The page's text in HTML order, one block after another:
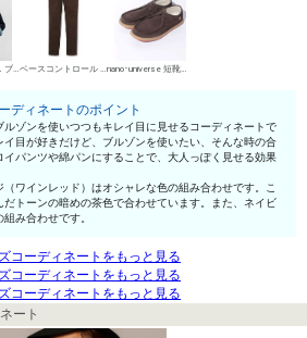
ナノ・ユニバース ブルゾン ベースコントロール チノパン・綿パン nano･universe 短靴・レザーシューズ
ディネートのポイント
ゾンを使いつつもキレイ目に見せるコーディネートで
目が好きだけど、ブルゾンを使いたい、そんな時の合
パンツや綿パンにすることで、大人っぽく見せる効果
ワインレッド）はオシャレな色の組み合わせです。こ
トーンの暗めの茶色で合わせています。また、ネイビ
み合わせです。
コーディネートをもっと見る
コーディネートをもっと見る
コーディネートをもっと見る
ート